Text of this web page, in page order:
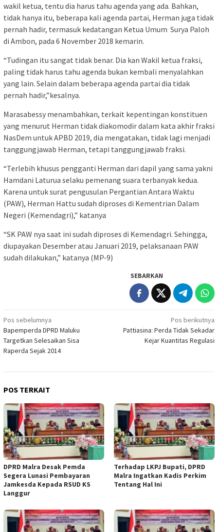
wakil ketua, tentu dia harus tahu agenda yang ada. Bahkan,
tidak hanya itu, beberapa kali agenda partai, Herman juga tidak
pernah hadir, termasuk kedatangan Ketua Umum Surya Paloh
di Ambon, pada 6 November 2018 kemarin.
“Tudingan itu sangat tidak benar. Dia kan Wakil ketua fraksi,
paling tidak harus tahu agenda bukan kembali menyalahkan
yang lain. Selain dalam beberapa agenda partai dia tidak
pernah hadir,”kesalnya.
Marasabessy menambahkan, terkait kepentingan konstituen
yang menurut Herman tidak diakomodir dalam kata akhir fraksi
NasDem untuk APBD 2019, dia mengatakan, tidak lagi menjadi
tanggungjawab Herman, tetapi tanggungjawab fraksi.
“Terlebih khusus pengganti Herman dari dapil yang sama yakni
Hamdani Laturua selaku pemenang suara terbanyak kedua.
Karena untuk surat pengusulan Pergantian Antara Waktu
(PAW), Herman Hattu sudah diproses di Kementrian Dalam
Negeri (Kemendagri),” katanya
“SK PAW nya saat ini sudah diproses di Kemendagri. Sehingga,
diupayakan Desember atau Januari 2019, pelaksanaan PAW
sudah dilakukan,” katanya (MP-9)
SEBARKAN
Navigasi
pos
Pos sebelumnya
Bapemperda DPRD Maluku
Targetkan Selesaikan Sisa
Raperda Sejak 2014
Pos berikutnya
Pattiasina: Perda Tidak Sekadar
Kejar Kuantitas Regulasi
POS TERKAIT
DPRD Malra Desak Pemda
Segera Lunasi Pembayaran
Jamkesda Kepada RSUD KS
Langgur
Terhadap LKPJ Bupati, DPRD
Malra Ingatkan Kadis Perkim
Tentang Hal Ini